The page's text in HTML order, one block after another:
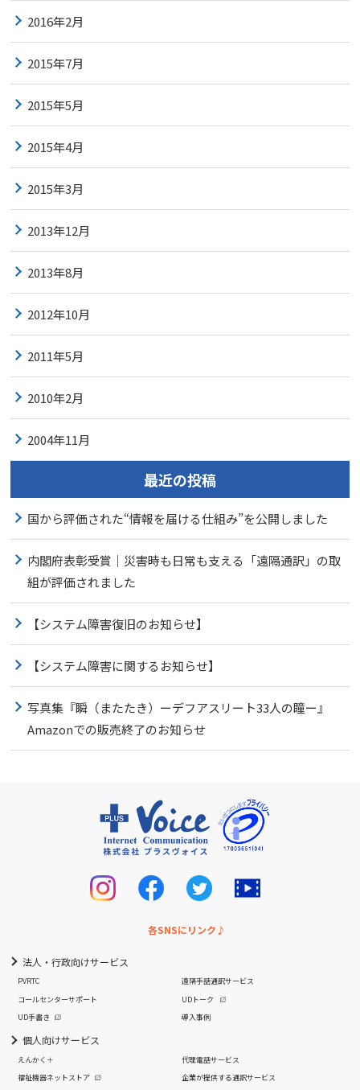
2016年2月
2015年7月
2015年5月
2015年4月
2015年3月
2013年12月
2013年8月
2012年10月
2011年5月
2010年2月
2004年11月
最近の投稿
国から評価された“情報を届ける仕組み”を公開しました
内閣府表彰受賞｜災害時も日常も支える「遠隔通訳」の取
組が評価されました
【システム障害復旧のお知らせ】
【システム障害に関するお知らせ】
写真集『瞬（またたき）ーデフアスリート33人の瞳ー』
Amazonでの販売終了のお知らせ
各SNSにリンク♪
法人・行政向けサービス
PVRTC
遠隔手話通訳サービス
コールセンターサポート
UDトーク
UD手書き
導入事例
個人向けサービス
えんかく＋
代理電話サービス
福祉機器ネットストア
企業が提供する通訳サービス